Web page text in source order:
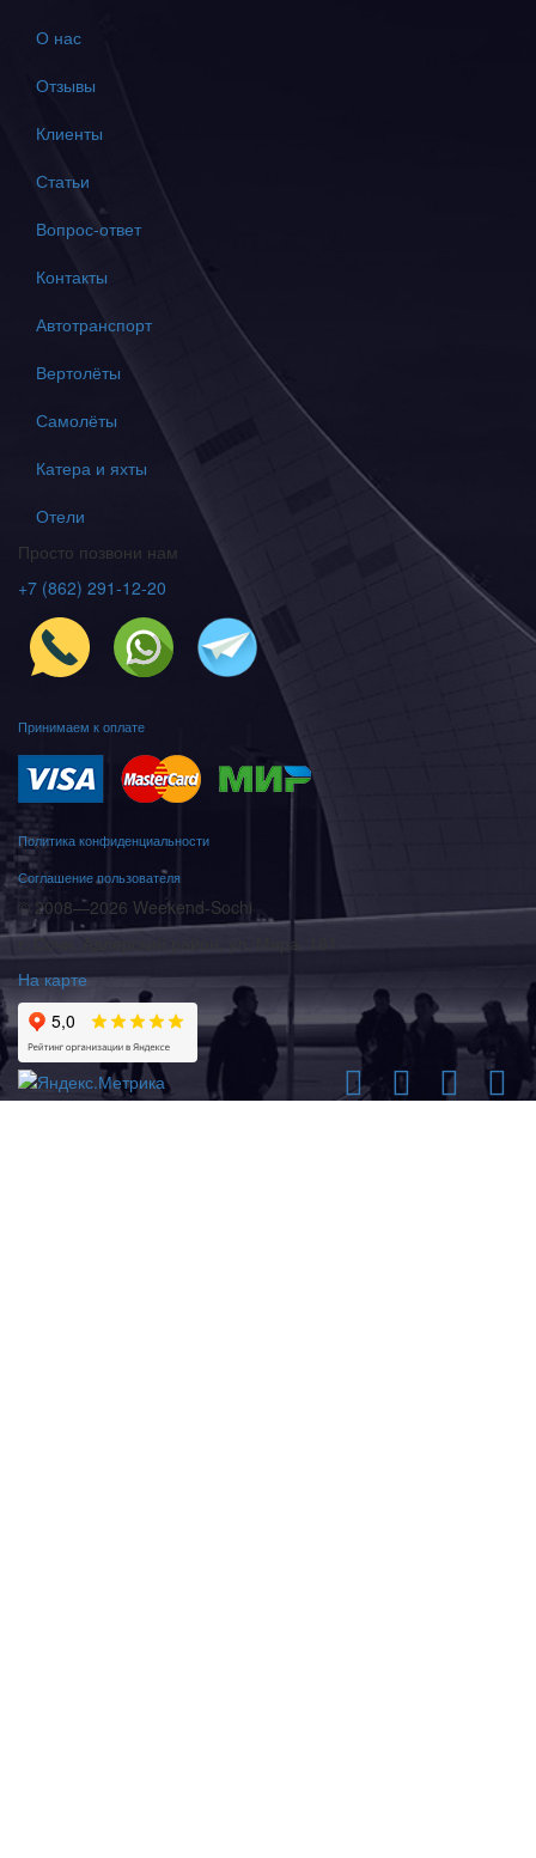
О нас
Отзывы
Клиенты
Статьи
Вопрос-ответ
Контакты
Автотранспорт
Вертолёты
Самолёты
Катера и яхты
Отели
Просто позвони нам
+7 (862) 291-12-20
Принимаем к оплате
Политика конфиденциальности
Соглашение пользователя
© 2008—2026 Weekend-Sochi
г. Сочи, Адлерский район, ул. Мира, 161
На карте